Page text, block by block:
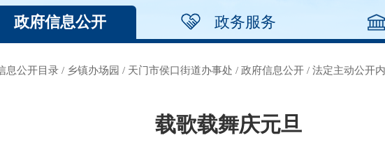
政府信息公开 政务服务
息公开目录 / 乡镇办场园 / 天门市侯口街道办事处 / 政府信息公开 / 法定主动公开
载歌载舞庆元旦